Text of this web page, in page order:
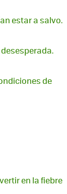
estar a salvo.
de
en la fiebre